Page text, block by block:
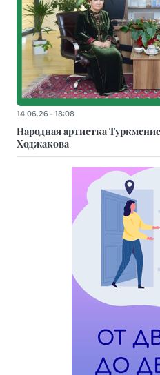
14.06.26 - 18:08
Народная артистка
Ходжакова